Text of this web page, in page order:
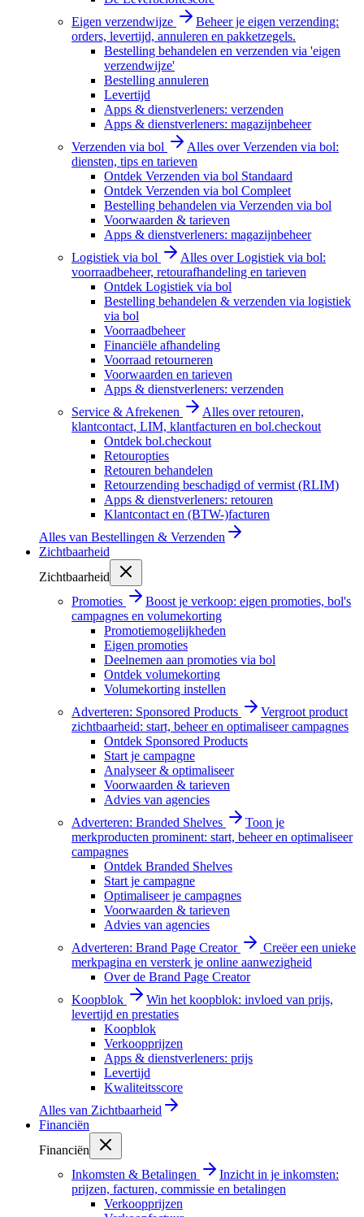
Eigen verzendwijze
Beheer je eigen verzending:
orders, levertijd, annuleren en pakketzegels.
Bestelling behandelen en verzenden via 'eigen
verzendwijze'
Bestelling annuleren
Levertijd
Apps & dienstverleners: verzenden
Apps & dienstverleners: magazijnbeheer
Verzenden via bol
Alles over Verzenden via bol:
diensten, tips en tarieven
Ontdek Verzenden via bol Standaard
Ontdek Verzenden via bol Compleet
Bestelling behandelen via Verzenden via bol
Voorwaarden & tarieven
Apps & dienstverleners: magazijnbeheer
Logistiek via bol
Alles over Logistiek via bol:
voorraadbeheer, retourafhandeling en tarieven
Ontdek Logistiek via bol
Bestelling behandelen & verzenden via logistiek
via bol
Voorraadbeheer
Financiële afhandeling
Voorraad retourneren
Voorwaarden en tarieven
Apps & dienstverleners: verzenden
Service & Afrekenen
Alles over retouren,
klantcontact, LIM, klantfacturen en bol.checkout
Ontdek bol.checkout
Retouropties
Retouren behandelen
Retourzending beschadigd of vermist (RLIM)
Apps & dienstverleners: retouren
Klantcontact en (BTW-)facturen
Alles van Bestellingen & Verzenden
Zichtbaarheid
Zichtbaarheid
Promoties
Boost je verkoop: eigen promoties, bol's
campagnes en volumekorting
Promotiemogelijkheden
Eigen promoties
Deelnemen aan promoties via bol
Ontdek volumekorting
Volumekorting instellen
Adverteren: Sponsored Products
Vergroot product
zichtbaarheid: start, beheer en optimaliseer campagnes
Ontdek Sponsored Products
Start je campagne
Analyseer & optimaliseer
Voorwaarden & tarieven
Advies van agencies
Adverteren: Branded Shelves
Toon je
merkproducten prominent: start, beheer en optimaliseer
campagnes
Ontdek Branded Shelves
Start je campagne
Optimaliseer je campagnes
Voorwaarden & tarieven
Advies van agencies
Adverteren: Brand Page Creator
Creëer een unieke
merkpagina en versterk je online aanwezigheid
Over de Brand Page Creator
Koopblok
Win het koopblok: invloed van prijs,
levertijd en prestaties
Koopblok
Verkoopprijzen
Apps & dienstverleners: prijs
Levertijd
Kwaliteitsscore
Alles van Zichtbaarheid
Financiën
Financiën
Inkomsten & Betalingen
Inzicht in je inkomsten:
prijzen, facturen, commissie en betalingen
Verkoopprijzen